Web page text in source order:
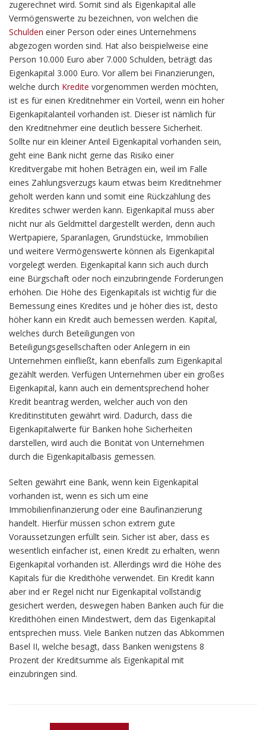
zugerechnet wird. Somit sind als Eigenkapital alle
Vermögenswerte zu bezeichnen, von welchen die
Schulden einer Person oder eines Unternehmens
abgezogen worden sind. Hat also beispielweise eine
Person 10.000 Euro aber 7.000 Schulden, beträgt das
Eigenkapital 3.000 Euro. Vor allem bei Finanzierungen,
welche durch Kredite vorgenommen werden möchten,
ist es für einen Kreditnehmer ein Vorteil, wenn ein hoher
Eigenkapitalanteil vorhanden ist. Dieser ist nämlich für
den Kreditnehmer eine deutlich bessere Sicherheit.
Sollte nur ein kleiner Anteil Eigenkapital vorhanden sein,
geht eine Bank nicht gerne das Risiko einer
Kreditvergabe mit hohen Beträgen ein, weil im Falle
eines Zahlungsverzugs kaum etwas beim Kreditnehmer
geholt werden kann und somit eine Rückzahlung des
Kredites schwer werden kann. Eigenkapital muss aber
nicht nur als Geldmittel dargestellt werden, denn auch
Wertpapiere, Sparanlagen, Grundstücke, Immobilien
und weitere Vermögenswerte können als Eigenkapital
vorgelegt werden. Eigenkapital kann sich auch durch
eine Bürgschaft oder noch einzubringende Forderungen
erhöhen. Die Höhe des Eigenkapitals ist wichtig für die
Bemessung eines Kredites und je höher dies ist, desto
höher kann ein Kredit auch bemessen werden. Kapital,
welches durch Beteiligungen von
Beteiligungsgesellschaften oder Anlegern in ein
Unternehmen einfließt, kann ebenfalls zum Eigenkapital
gezählt werden. Verfügen Unternehmen über ein großes
Eigenkapital, kann auch ein dementsprechend hoher
Kredit beantrag werden, welcher auch von den
Kreditinstituten gewährt wird. Dadurch, dass die
Eigenkapitalwerte für Banken hohe Sicherheiten
darstellen, wird auch die Bonität von Unternehmen
durch die Eigenkapitalbasis gemessen.
Selten gewährt eine Bank, wenn kein Eigenkapital
vorhanden ist, wenn es sich um eine
Immobilienfinanzierung oder eine Baufinanzierung
handelt. Hierfür müssen schon extrem gute
Voraussetzungen erfüllt sein. Sicher ist aber, dass es
wesentlich einfacher ist, einen Kredit zu erhalten, wenn
Eigenkapital vorhanden ist. Allerdings wird die Höhe des
Kapitals für die Kredithöhe verwendet. Ein Kredit kann
aber ind er Regel nicht nur Eigenkapital vollständig
gesichert werden, deswegen haben Banken auch für die
Kredithöhen einen Mindestwert, dem das Eigenkapital
entsprechen muss. Viele Banken nutzen das Abkommen
Basel II, welche besagt, dass Banken wenigstens 8
Prozent der Kreditsumme als Eigenkapital mit
einzubringen sind.